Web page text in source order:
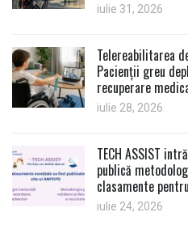
iulie 31, 2026
Telereabilitarea
Pacienții greu
recuperare
iulie 28, 2026
TECH ASSIST
publică
clasamente
iulie 24, 2026